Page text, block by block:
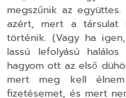
megszűnik az
azért, mert a társulat
történik. (Vagy ha
lassú lefolyású
hagyom ott az első
mert meg kell
fizetésemet, és mert